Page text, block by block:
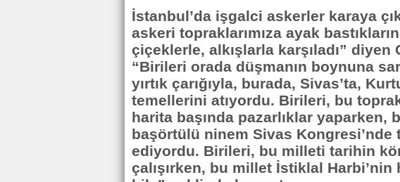
İstanbul’da işgalci askerler karaya
askeri topraklarımıza ayak
çiçeklerle, alkışlarla karşıladı” diyen
“Birileri orada düşmanın boynuna
yırtık çarığıyla, burada, Sivas’ta,
temellerini atıyordu. Birileri, bu
harita başında pazarlıklar yaparken,
başörtülü ninem Sivas Kongresi’nde
ediyordu. Birileri, bu milleti tarihin
çalışırken, bu millet İstiklal Harbi’nin